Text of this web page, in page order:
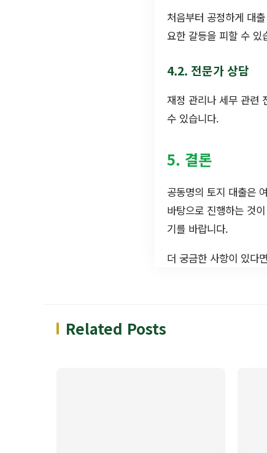
처음부터 공정하게 대
요한 갈등을 피할 수 있
4.2. 전문가 상담
재정 관리나 세무 관련
수 있습니다.
5. 결론
공동명의 토지 대출은
바탕으로 진행하는 것
기를 바랍니다.
더 궁금한 사항이 있다면
Related Posts